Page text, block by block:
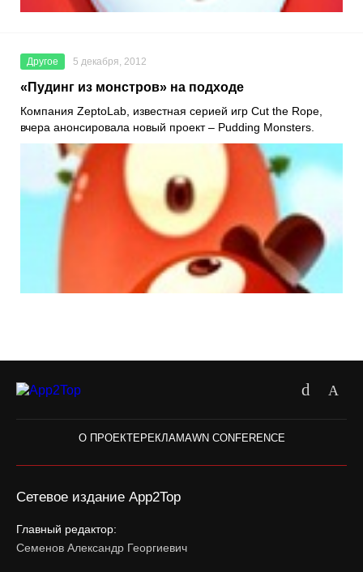
Другое 5 декабря, 2012
«Пудинг из монстров» на подходе
Компания ZeptoLab, известная серией игр Cut the Rope,
вчера анонсировала новый проект – Pudding Monsters.
О ПРОЕКТЕРЕКЛАМАWN CONFERENCE
Сетевое издание App2Top
Главный редактор:
Семенов Александр Георгиевич